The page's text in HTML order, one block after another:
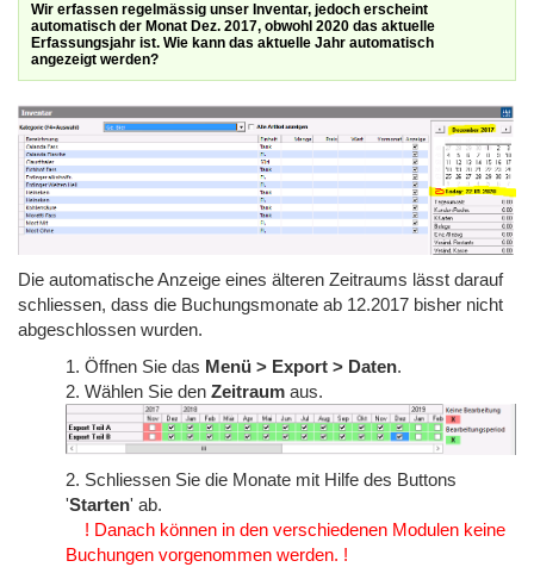
Wir erfassen regelmässig unser Inventar, jedoch erscheint
automatisch der Monat Dez. 2017, obwohl 2020 das aktuelle
Erfassungsjahr ist. Wie kann das aktuelle Jahr automatisch
angezeigt werden?
Die automatische Anzeige eines älteren Zeitraums lässt darauf
schliessen, dass die Buchungsmonate ab 12.2017 bisher nicht
abgeschlossen wurden.
1. Öffnen Sie das Menü > Export > Daten.
2. Wählen Sie den Zeitraum aus.
2. Schliessen Sie die Monate mit Hilfe des Buttons
'Starten' ab.
! Danach können in den verschiedenen Modulen keine
Buchungen vorgenommen werden. !